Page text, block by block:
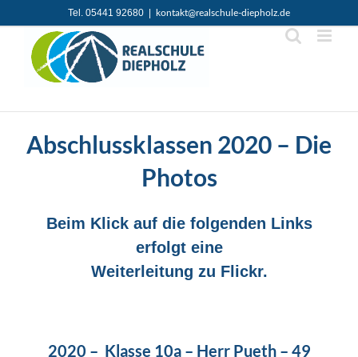
Inhalt
springen
Tel. 05441 92680 kontakt@realschule-diepholz.de
Abschlussklassen 2020 – Die
Photos
Beim Klick auf die folgenden Links
erfolgt eine
Weiterleitung zu Flickr.
2020 – Klasse 10a – Herr Pueth – 49